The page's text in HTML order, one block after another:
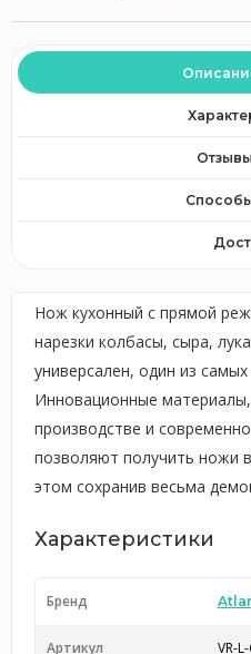
Отзывы
Нож кухонный с прямой
нарезки колбасы, сыра,
универсален, один из
Инновационные
производстве и
позволяют получить ножи
этом сохранив весьма
Характеристики
Бренд
Артикул VR-